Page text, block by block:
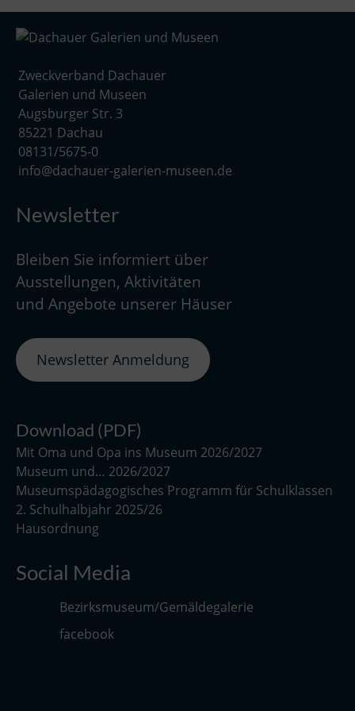
Zweckverband Dachauer
Galerien und Museen
Augsburger Str. 3
85221 Dachau
08131/5675-0
info@dachauer-galerien-museen.de
Newsletter
Bleiben Sie informiert über
Ausstellungen, Aktivitäten
und Angebote unserer Häuser
Newsletter Anmeldung
Download (PDF)
Mit Oma und Opa ins Museum 2026/2027
Museum und… 2026/2027
Museumspädagogisches Programm für Schulklassen
2. Schulhalbjahr 2025/26
Hausordnung
Social Media
Bezirksmuseum/Gemäldegalerie
facebook